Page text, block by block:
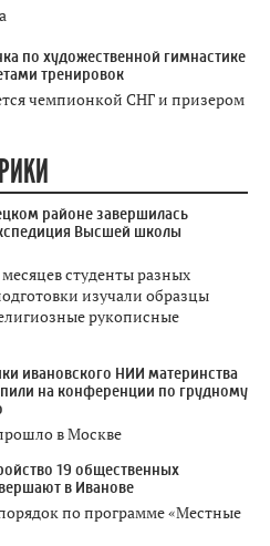
по художественной гимнастике
тренировок
чемпионкой СНГ и призером
районе завершилась
Высшей школы
студенты разных
изучали образцы
рукописные
ивановского НИИ материнства
на конференции по грудному
в Москве
19 общественных
в Иванове
по программе «Местные